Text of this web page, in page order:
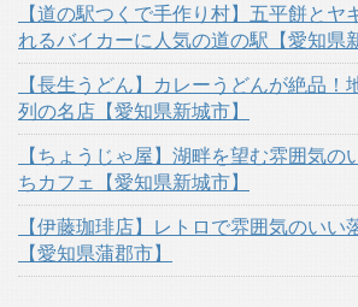
【道の駅つくで手作り村】五平餅とヤ
れるバイカーに人気の道の駅【愛知県
【長生うどん】カレーうどんが絶品！
列の名店【愛知県新城市】
【ちょうじゃ屋】湖畔を望む雰囲気の
ちカフェ【愛知県新城市】
【伊藤珈琲店】レトロで雰囲気のいい
【愛知県蒲郡市】